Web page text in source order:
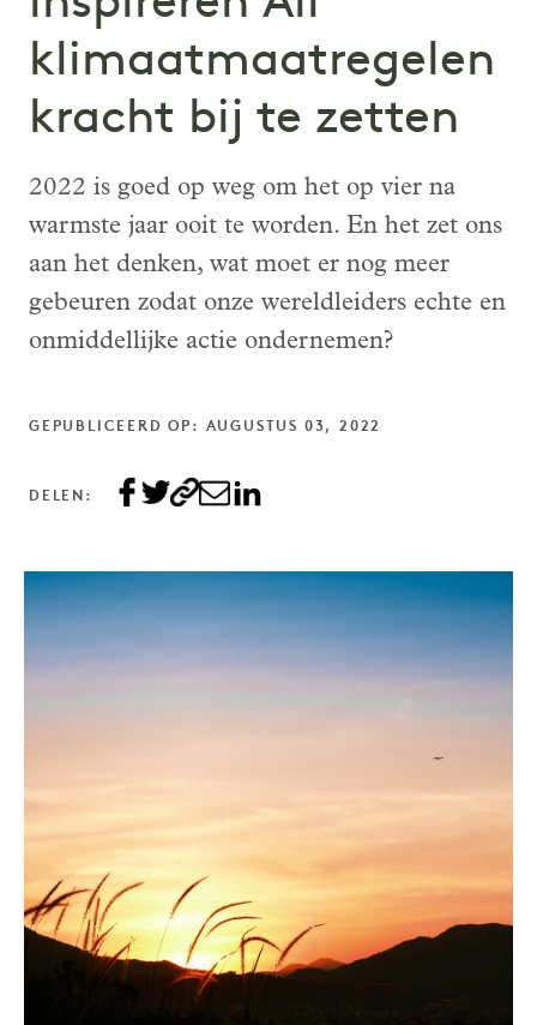
klimaatmaatregelen
kracht bij te zetten
2022 is goed op weg om het op vier na
warmste jaar ooit te worden. En het zet ons
aan het denken, wat moet er nog meer
gebeuren zodat onze wereldleiders echte en
onmiddellijke actie ondernemen?
GEPUBLICEERD OP: AUGUSTUS 03, 2022
DELEN: